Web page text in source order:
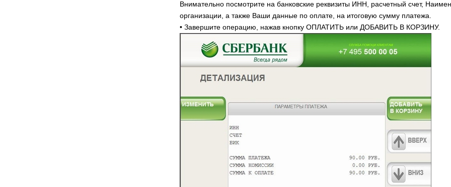
Внимательно посмотрите на банковские реквизиты ИНН, расчетный счет,
организации, а также Ваши данные по оплате, на итоговую сумму платежа.
• Завершите операцию, нажав кнопку ОПЛАТИТЬ или ДОБАВИТЬ В КОРЗИНУ.